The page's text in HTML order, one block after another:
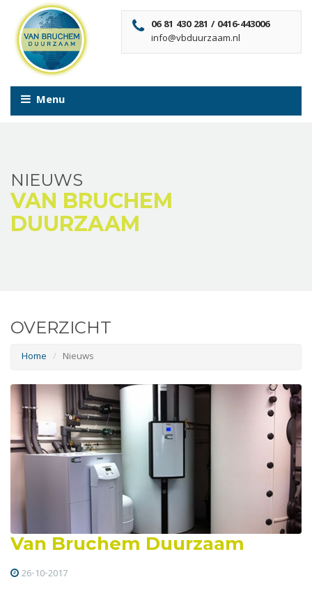
06 81 430 281 / 0416-443006
info@vbduurzaam.nl
Menu
NIEUWS
VAN BRUCHEM
DUURZAAM
OVERZICHT
Home Nieuws
Van Bruchem Duurzaam
26-10-2017